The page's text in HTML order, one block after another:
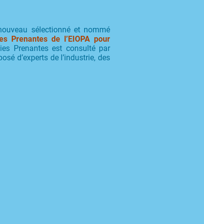
sélectionné et nommé
Prenantes de l’EIOPA pour
Prenantes est consulté par
d’experts de l’industrie, des